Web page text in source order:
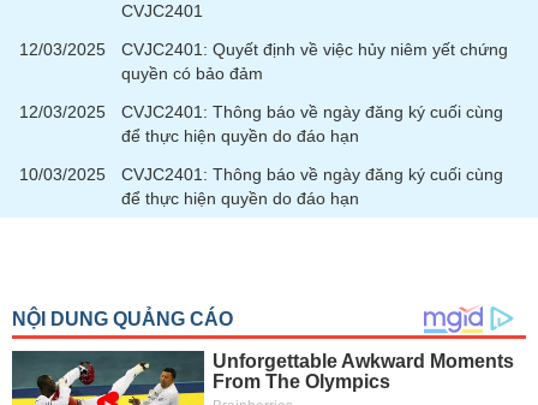
CVJC2401
12/03/2025
CVJC2401: Quyết định về việc hủy niêm yết chứng
quyền có bảo đảm
12/03/2025
CVJC2401: Thông báo về ngày đăng ký cuối cùng
để thực hiện quyền do đáo hạn
10/03/2025
CVJC2401: Thông báo về ngày đăng ký cuối cùng
để thực hiện quyền do đáo hạn